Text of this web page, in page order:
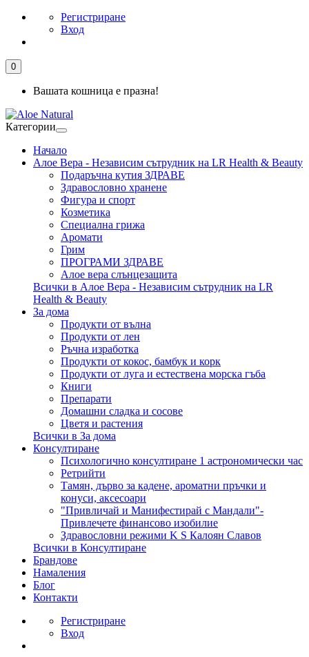
Регистриране
Вход
0
Вашата кошница е празна!
Категории
Начало
Алое Вера - Независим сътрудник на LR Health & Beauty
Подаръчна кутия ЗДРАВЕ
Здравословно хранене
Фигура и спорт
Козметика
Специална грижа
Аромати
Грим
ПРОГРАМИ ЗДРАВЕ
Алое вера слънцезащита
Всички в Алое Вера - Независим сътрудник на LR
Health & Beauty
За дома
Продукти от вълна
Продукти от лен
Ръчна изработка
Продукти от кокос, бамбук и корк
Продукти от луга и естествена морска гъба
Книги
Препарати
Домашни сладка и сосове
Цветя и растения
Всички в За дома
Консултиране
Психологично консултиране 1 астрономически час
Ретрийти
Тамян, дърво за кадене, ароматни пръчки и
конуси, аксесоари
"Привличай и Манифестирай с Мандали"-
Привлечете финансово изобилие
Здравословни режими K S Калоян Славов
Всички в Консултиране
Брандове
Намаления
Блог
Контакти
Регистриране
Вход